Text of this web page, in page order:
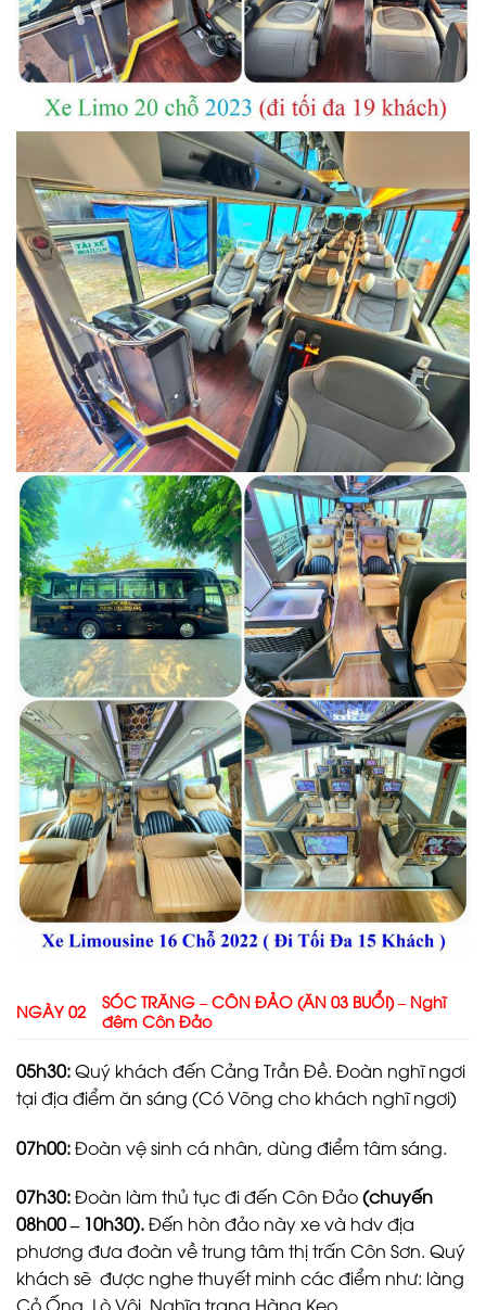
NGÀY 02
SÓC TRĂNG – CÔN ĐẢO (ĂN 03 BUỔI) – Nghĩ
đêm Côn Đảo
05h30:Quý khách đến Cảng Trần Đề. Đoàn nghĩ ngơi
tại địa điểm ăn sáng (Có Võng cho khách nghĩ ngơi)
07h00:Đoàn vệ sinh cá nhân, dùng điểm tâm sáng.
07h30:Đoàn làm thủ tục đi đến Côn Đảo(chuyến
08h00 – 10h30).Đến hòn đảo này xe và hdv địa
phương đưa đoàn về trung tâm thị trấn Côn Sơn. Quý
khách sẽ được nghe thuyết minh các điểm như: làng
Cỏ Ống, Lò Vôi, Nghĩa trang Hàng Keo,…